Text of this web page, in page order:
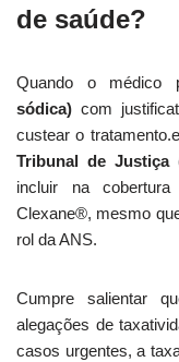
de saúde?
Quando o
sódica) com
custear o
Tribunal de Justiça
incluir na
Clexane®, mesmo
rol da ANS.
Cumpre salientar
alegações de
casos urgentes, a